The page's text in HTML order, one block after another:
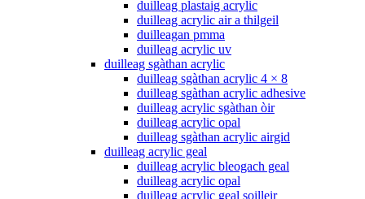
duilleag plastaig acrylic
duilleag acrylic air a thilgeil
duilleagan pmma
duilleag acrylic uv
duilleag sgàthan acrylic
duilleag sgàthan acrylic 4 × 8
duilleag sgàthan acrylic adhesive
duilleag acrylic sgàthan òir
duilleag acrylic opal
duilleag sgàthan acrylic airgid
duilleag acrylic geal
duilleag acrylic bleogach geal
duilleag acrylic opal
duilleag acrylic geal soilleir